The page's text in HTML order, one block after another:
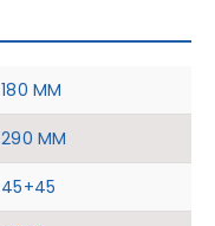
180 MM
290 MM
45+45